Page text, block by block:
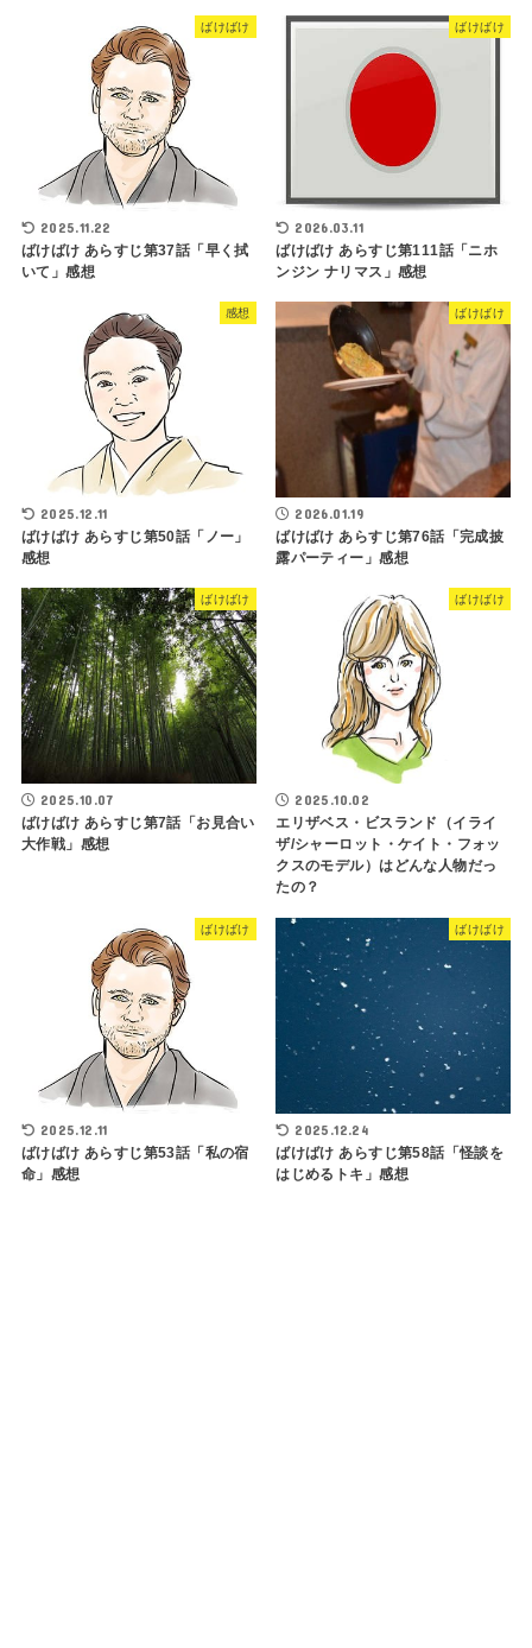
ばけばけ
2025.11.22
ばけばけ あらすじ第37話「早く拭
いて」感想
ばけばけ
2026.03.11
ばけばけ あらすじ第111話「ニホ
ンジン ナリマス」感想
感想
2025.12.11
ばけばけ あらすじ第50話「ノー」
感想
ばけばけ
2026.01.19
ばけばけ あらすじ第76話「完成披
露パーティー」感想
ばけばけ
2025.10.07
ばけばけ あらすじ第7話「お見合い
大作戦」感想
ばけばけ
2025.10.02
エリザベス・ビスランド（イライ
ザ/シャーロット・ケイト・フォッ
クスのモデル）はどんな人物だっ
たの？
ばけばけ
2025.12.11
ばけばけ あらすじ第53話「私の宿
命」感想
ばけばけ
2025.12.24
ばけばけ あらすじ第58話「怪談を
はじめるトキ」感想